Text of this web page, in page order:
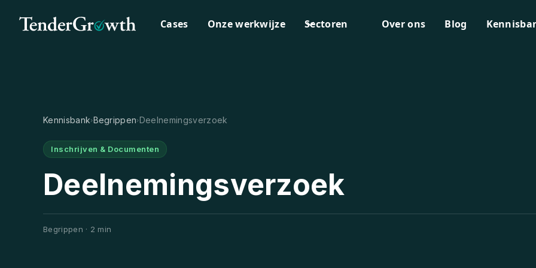
Cases Onze werkwijze Sectoren Over ons Blog
Deelnemingsverzoek
Begrippen · 2 min
Inschrijven & Documenten
Kennisbank›Begrippen›Deelnemingsverzoek